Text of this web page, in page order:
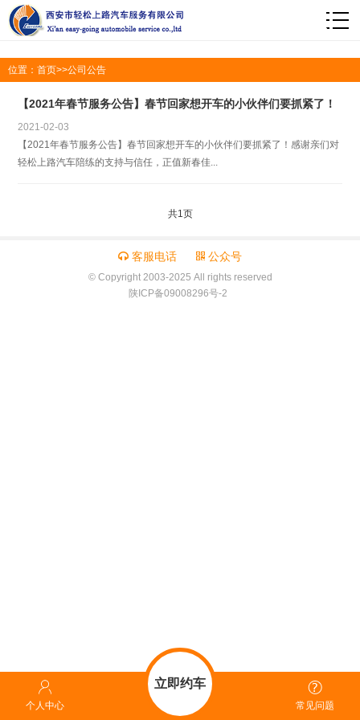
位置： 首页>>公司公告
【2021年春节服务公告】春节回家想开车的小伙伴们要抓紧了！
2021-02-03
【2021年春节服务公告】春节回家想开车的小伙伴们要抓紧了！感谢亲们对
轻松上路汽车陪练的支持与信任，正值新春佳...
共1页
客服电话
公众号
© Copyright 2003-2025 All rights reserved
陕ICP备09008296号-2
个人中心
立即约车
常见问题